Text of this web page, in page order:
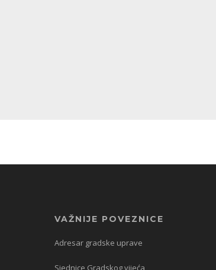
VAŽNIJE POVEZNICE
Adresar gradske uprave
Sjednice Gradskog vijeća